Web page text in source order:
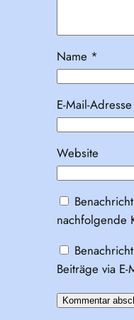
Name *
E-Mail-Adresse
Website
nachfolgende
Beiträge via E-